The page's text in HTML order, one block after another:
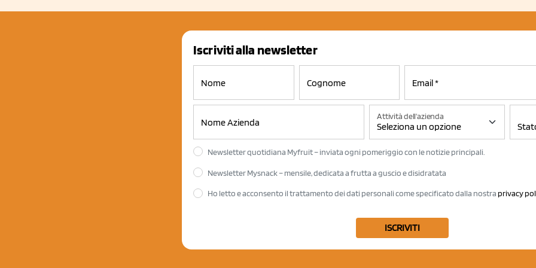
Iscriviti alla newsletter
Attività dell'azienda
Newsletter quotidiana Myfruit – inviata ogni pomeriggio con le notizie principali.
Newsletter Mysnack – mensile, dedicata a frutta a guscio e disidratata
Ho letto e acconsento il trattamento dei dati personali come specificato dalla nostra privacy
ISCRIVITI